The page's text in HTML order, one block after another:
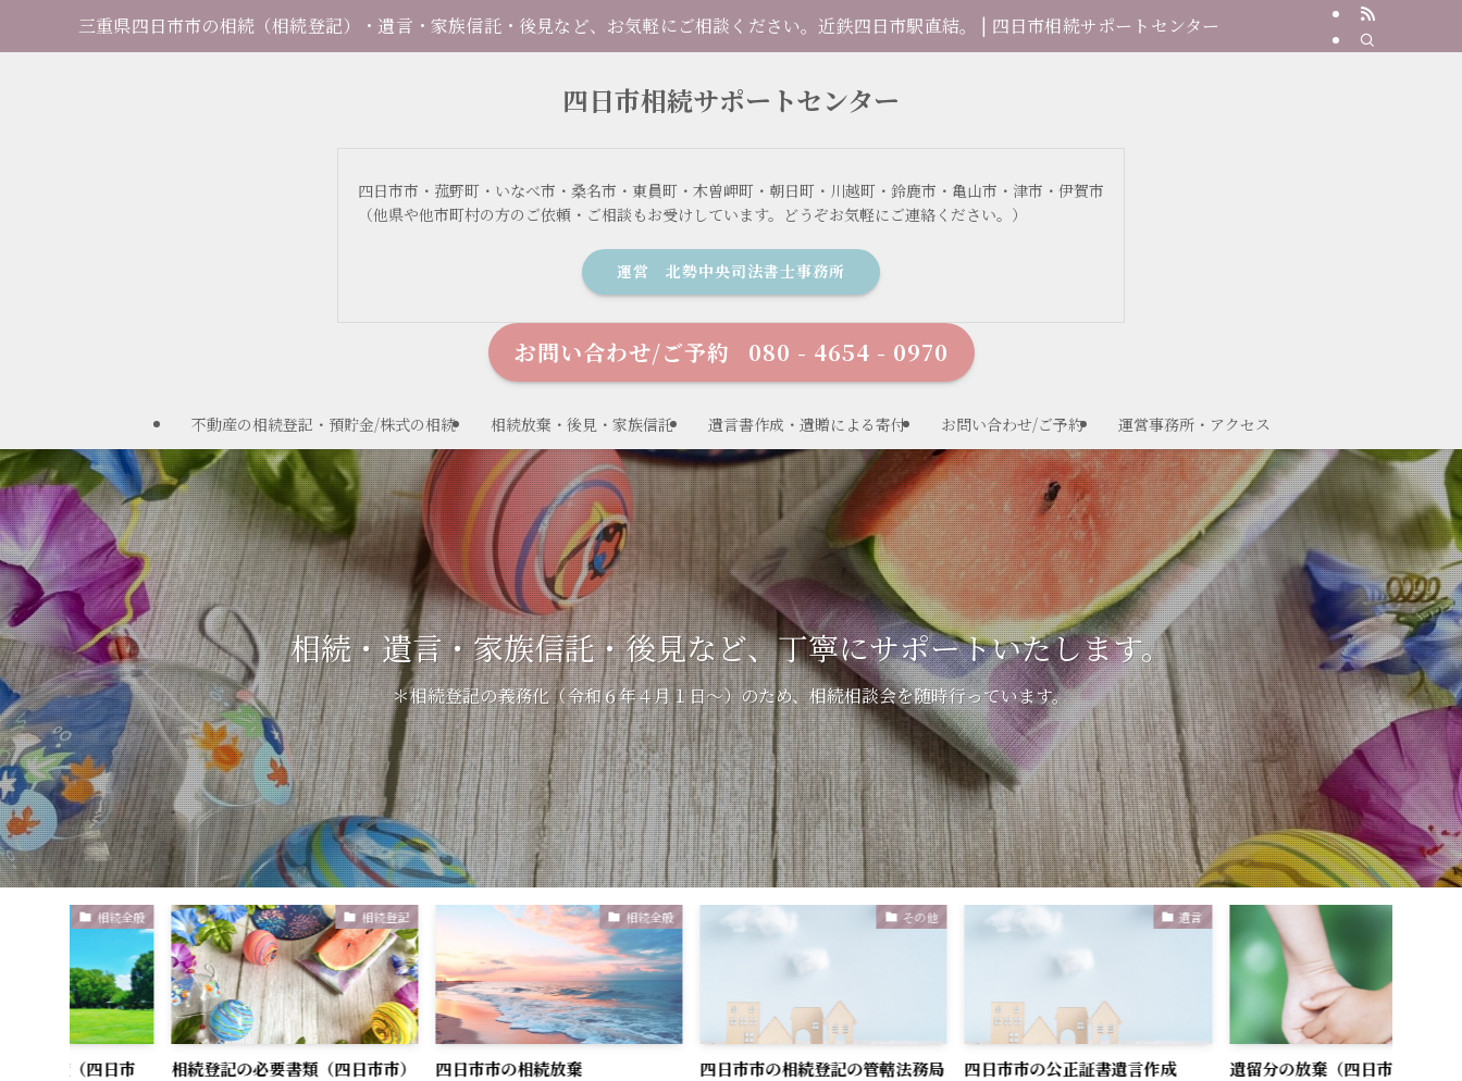
三重県四日市市の相続（相続登記）・遺言・家族信託・後見など、お気軽にご相談ください。近鉄四日市駅直結。 | 四日市相続サポートセンター
四日市相続サポートセンター
不動産の相続登記・預貯金/株式の相続 相続放棄・後見・家族信託 遺言書作成・遺贈による寄付 お問い合わせ/ご予約 運営事務所・アクセス
四日市市・菰野町・いなべ市・桑名市・東員町・木曽岬町・朝日町・川越町・鈴鹿市・亀山市・津市・伊賀市
（他県や他市町村の方のご依頼・ご相談もお受けしています。どうぞお気軽にご連絡ください。）
運営 北勢中央司法書士事務所
お問い合わせ/ご予約 080 - 4654 - 0970
相続・遺言・家族信託・後見など、丁寧にサポートいたします。
＊相続登記の義務化（令和６年４月１日～）のため、相続相談会を随時行っています。
相続登記
相続登記の必要書類（四日市市）
相続全般
四日市市の相続放棄 四日市市の相続登記の管轄法務局 四日市市の公正証書遺言作成 遺留分の放棄（四日市市）